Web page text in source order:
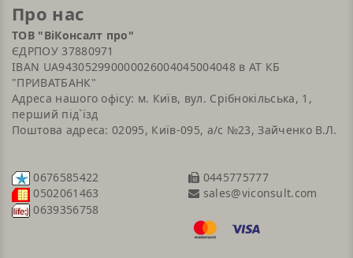
Про нас
ТОВ "ВіКонсалт про"
ЄДРПОУ 37880971
IBAN UA943052990000026004045004048 в АТ КБ
"ПРИВАТБАНК"
Адреса нашого офісу: м. Київ, вул. Срібнокільська, 1,
перший під`їзд
Поштова адреса: 02095, Київ-095, а/с №23, Зайченко В.Л.
0676585422
0502061463
0639356758
0445775777
sales@viconsult.com